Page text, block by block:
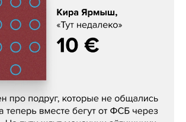
«Тут недалеко»